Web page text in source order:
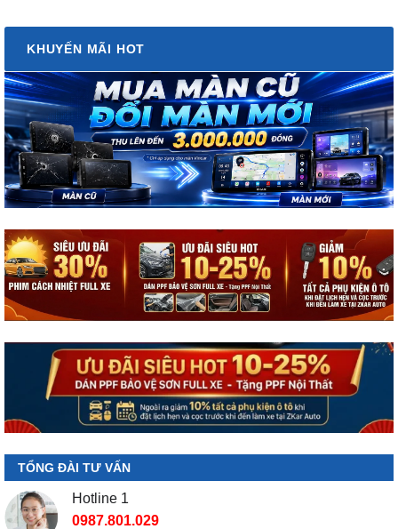
KHUYẾN MÃI HOT
TỔNG ĐÀI TƯ VẤN
Hotline 1
0987.801.029